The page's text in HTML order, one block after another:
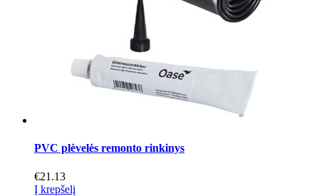
chosen
product
page
PVC plėvelės remonto rinkinys
€21.13
Į krepšelį